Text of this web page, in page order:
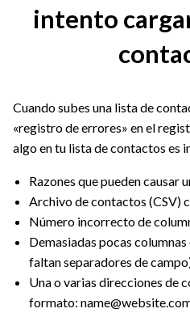
intento
Cuando subes una lista de
«registro de errores» en el
algo en tu lista de contactos es
Razones que pueden causar
Archivo de contactos (CSV)
Número incorrecto de
Demasiadas pocas
faltan separadores de
Una o varias direcciones de
formato: